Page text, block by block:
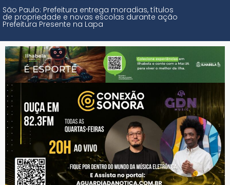
São Paulo: Prefeitura entrega moradias, títulos
de propriedade e novas escolas durante ação
Prefeitura Presente na Lapa